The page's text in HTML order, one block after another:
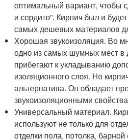
оптимальный вариант, чтобы
и сердито”. Кирпич был и
самых дешевых материалов
Хорошая звукоизоляция. Во
одно из самых шумных мест в
прибегают к укладыванию
изоляционного слоя. Но
альтернатива. Он обладает
звукоизоляционными
Универсальный материал.
используют не только для
отделки пола, потолка,